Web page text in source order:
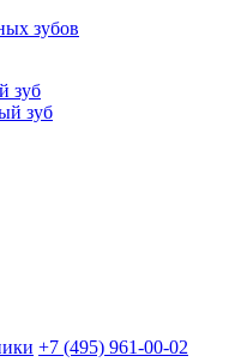
зубов
зуб
зуб
+7 (495) 961-00-02